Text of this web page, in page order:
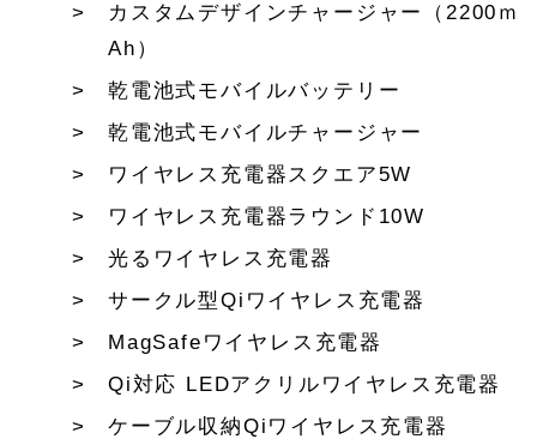
カスタムデザインチャージャー（2200ｍ
Ah）
乾電池式モバイルバッテリー
乾電池式モバイルチャージャー
ワイヤレス充電器スクエア5W
ワイヤレス充電器ラウンド10W
光るワイヤレス充電器
サークル型Qiワイヤレス充電器
MagSafeワイヤレス充電器
Qi対応 LEDアクリルワイヤレス充電器
ケーブル収納Qiワイヤレス充電器